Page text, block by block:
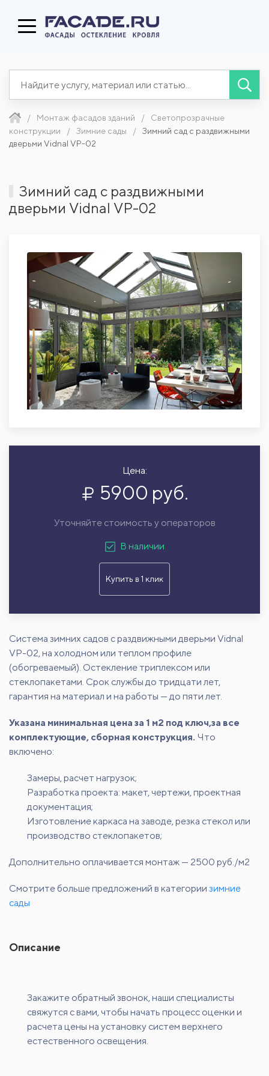
Монтаж фасадов зданий
Светопрозрачные
конструкции
Зимние сады
Зимний сад с раздвижными
дверьми Vidnal VP-02
Зимний сад с раздвижными
дверьми Vidnal VP-02
Цена:
5900 руб.
Уточняйте стоимость у операторов
В наличии
Купить в 1 клик
Система зимних садов с раздвижными дверьми Vidnal
VP-02, на холодном или теплом профиле
(обогреваемый). Остекление триплексом или
стеклопакетами. Срок службы до тридцати лет,
гарантия на материал и на работы — до пяти лет.
Указана минимальная цена за 1 м2 под ключ,за все
комплектующие, сборная конструкция. Что
включено:
Замеры, расчет нагрузок;
Разработка проекта: макет, чертежи, проектная
документация;
Изготовление каркаса на заводе, резка стекол или
производство стеклопакетов;
Дополнительно оплачивается монтаж — 2500 руб./м2
Смотрите больше предложений в категории зимние
сады
Описание
Закажите обратный звонок, наши специалисты
свяжутся с вами, чтобы начать процесс оценки и
расчета цены на установку систем верхнего
естественного освещения.